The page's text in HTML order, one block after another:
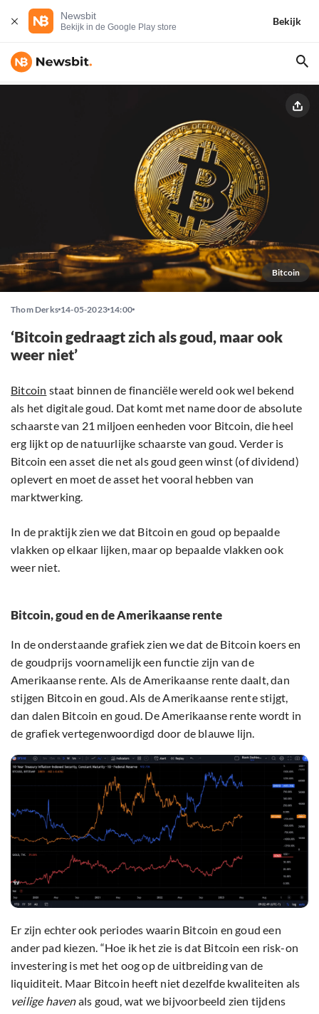
Newsbit
Bekijk in de Google Play store
Bekijk
Bitcoin
Thom Derks 14-05-2023 14:00
‘Bitcoin gedraagt zich als goud, maar ook
weer niet’
Bitcoin staat binnen de financiële wereld ook wel bekend
als het digitale goud. Dat komt met name door de absolute
schaarste van 21 miljoen eenheden voor Bitcoin, die heel
erg lijkt op de natuurlijke schaarste van goud. Verder is
Bitcoin een asset die net als goud geen winst (of dividend)
oplevert en moet de asset het vooral hebben van
marktwerking.
In de praktijk zien we dat Bitcoin en goud op bepaalde
vlakken op elkaar lijken, maar op bepaalde vlakken ook
weer niet.
Bitcoin, goud en de Amerikaanse rente
In de onderstaande grafiek zien we dat de Bitcoin koers en
de goudprijs voornamelijk een functie zijn van de
Amerikaanse rente. Als de Amerikaanse rente daalt, dan
stijgen Bitcoin en goud. Als de Amerikaanse rente stijgt,
dan dalen Bitcoin en goud. De Amerikaanse rente wordt in
de grafiek vertegenwoordigd door de blauwe lijn.
Er zijn echter ook periodes waarin Bitcoin en goud een
ander pad kiezen. “Hoe ik het zie is dat Bitcoin een risk-on
investering is met het oog op de uitbreiding van de
liquiditeit. Maar Bitcoin heeft niet dezelfde kwaliteiten als
veilige havenals goud, wat we bijvoorbeeld zien tijdens